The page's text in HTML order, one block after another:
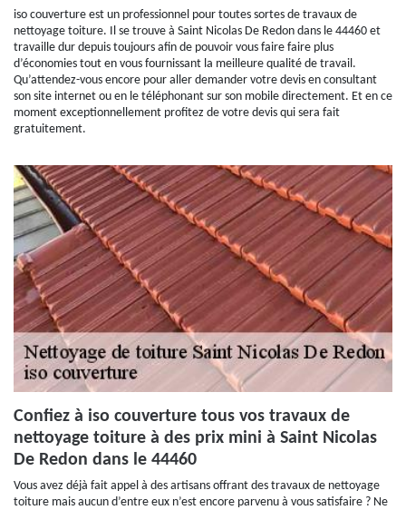
iso couverture est un professionnel pour toutes sortes de travaux de
nettoyage toiture. Il se trouve à Saint Nicolas De Redon dans le 44460 et
travaille dur depuis toujours afin de pouvoir vous faire faire plus
d’économies tout en vous fournissant la meilleure qualité de travail.
Qu’attendez-vous encore pour aller demander votre devis en consultant
son site internet ou en le téléphonant sur son mobile directement. Et en ce
moment exceptionnellement profitez de votre devis qui sera fait
gratuitement.
Confiez à iso couverture tous vos travaux de
nettoyage toiture à des prix mini à Saint Nicolas
De Redon dans le 44460
Vous avez déjà fait appel à des artisans offrant des travaux de nettoyage
toiture mais aucun d’entre eux n’est encore parvenu à vous satisfaire ? Ne